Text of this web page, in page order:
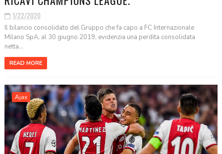
1/22/2020
Il bilancio consolidato del Gruppo che fa capo a FC Internazionale
Milano SpA, al 30 giugno 2019, evidenzia una perdita consolidata
netta...
READ MORE
Ajax